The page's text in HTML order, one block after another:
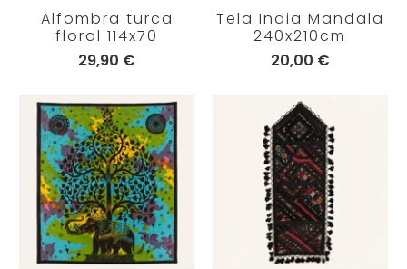
Alfombra turca
floral 114x70
29,90 €
Tela India Mandala
240x210cm
20,00 €